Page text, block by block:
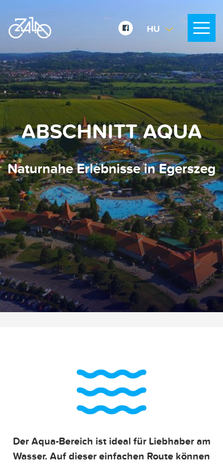
HU
DE
ABSCHNITT AQUA
Naturnahe Erlebnisse in Egerszeg
Der Aqua-Bereich ist ideal für Liebhaber am
Wasser. Auf dieser einfachen Route können